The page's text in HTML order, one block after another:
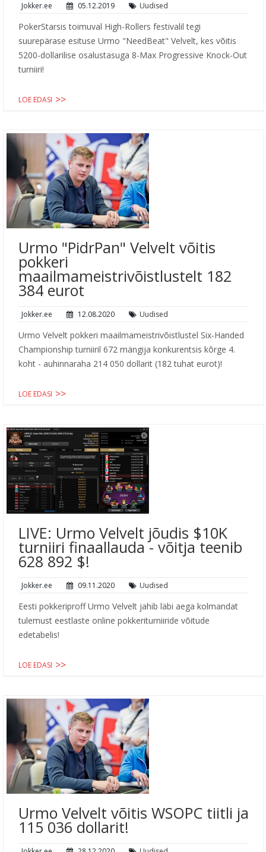
Jokker.ee 05.12.2019 Uudised
PokerStarsis toimuval High-Rollers festivalil tegi
suurepärase esituse Urmo "NeedBeat" Velvelt, kes võitis
5200-dollarilise osalustasuga 8-Max Progressive Knock-Out
turniiri!
LOE EDASI
Urmo "PidrPan" Velvelt võitis
pokkeri
maailmameistrivõistlustelt 182
384 eurot
Jokker.ee 12.08.2020 Uudised
Urmo Velvelt pokkeri maailmameistrivõistlustel Six-Handed
Championship turniiril 672 mängija konkurentsis kõrge 4.
koht - auhinnaraha 214 050 dollarit (182 tuhat eurot)!
LOE EDASI
LIVE: Urmo Velvelt jõudis $10K
turniiri finaallauda - võitja teenib
628 892 $!
Jokker.ee 09.11.2020 Uudised
Eesti pokkeriproff Urmo Velvelt jahib läbi aega kolmandat
tulemust eestlaste online pokkeriturniiride võitude
edetabelis!
LOE EDASI
Urmo Velvelt võitis WSOPC tiitli ja
115 036 dollarit!